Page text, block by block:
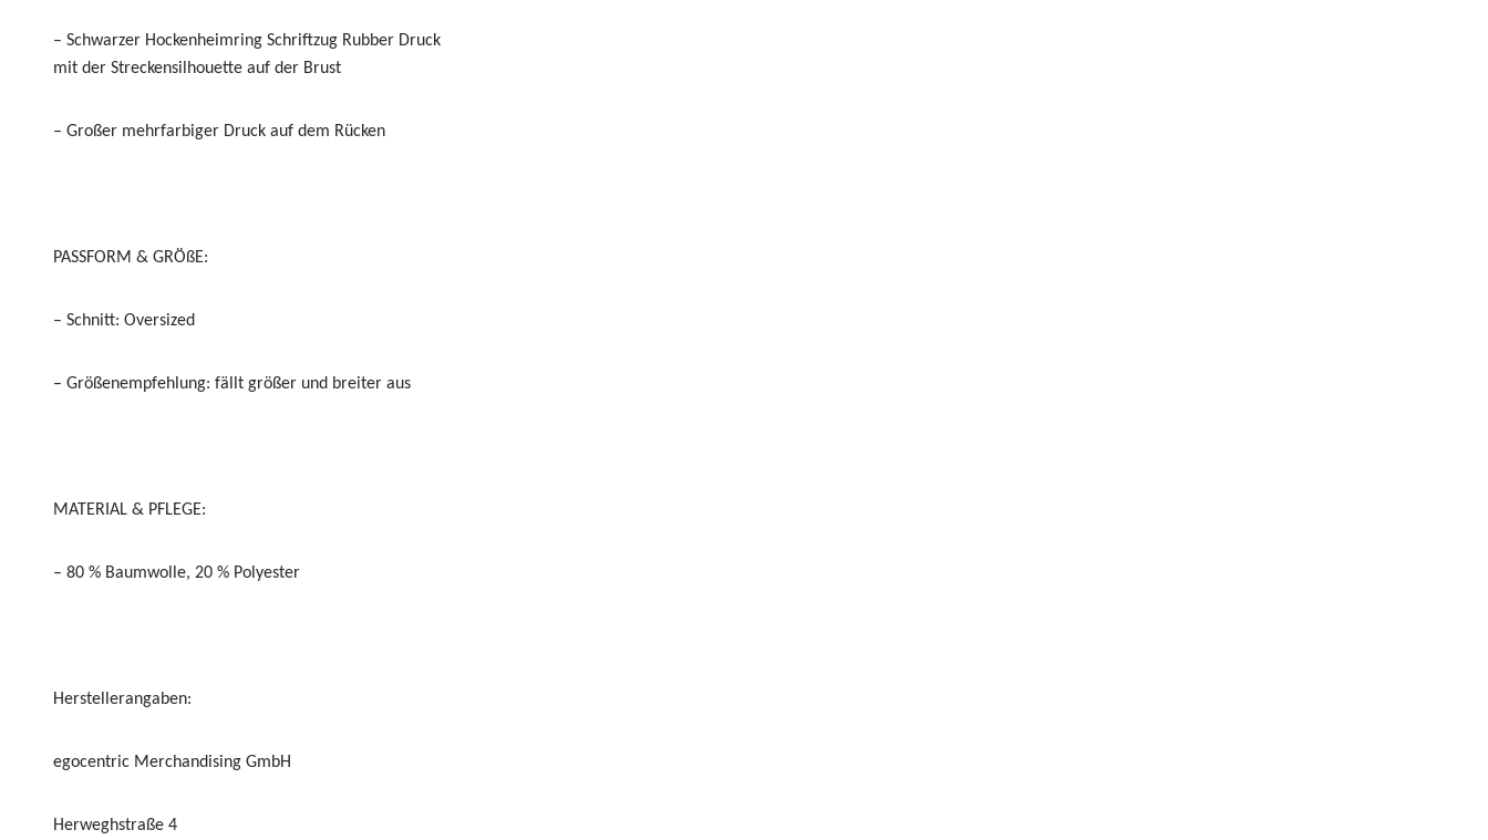
– Schwarzer Hockenheimring Schriftzug Rubber Druck
mit der Streckensilhouette auf der Brust
– Großer mehrfarbiger Druck auf dem Rücken
PASSFORM & GRÖßE:
– Schnitt: Oversized
– Größenempfehlung: fällt größer und breiter aus
MATERIAL & PFLEGE:
– 80 % Baumwolle, 20 % Polyester
Herstellerangaben:
egocentric Merchandising GmbH
Herweghstraße 4